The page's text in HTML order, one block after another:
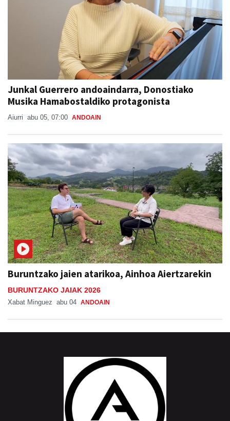
Junkal Guerrero andoaindarra, Donostiako
Musika Hamabostaldiko protagonista
Aiurri abu 05, 07:00 ANDOAIN
Buruntzako jaien atarikoa, Ainhoa Aiertzarekin
BURUNTZAKO JAIAK 2026
Xabat Minguez abu 04 ANDOAIN